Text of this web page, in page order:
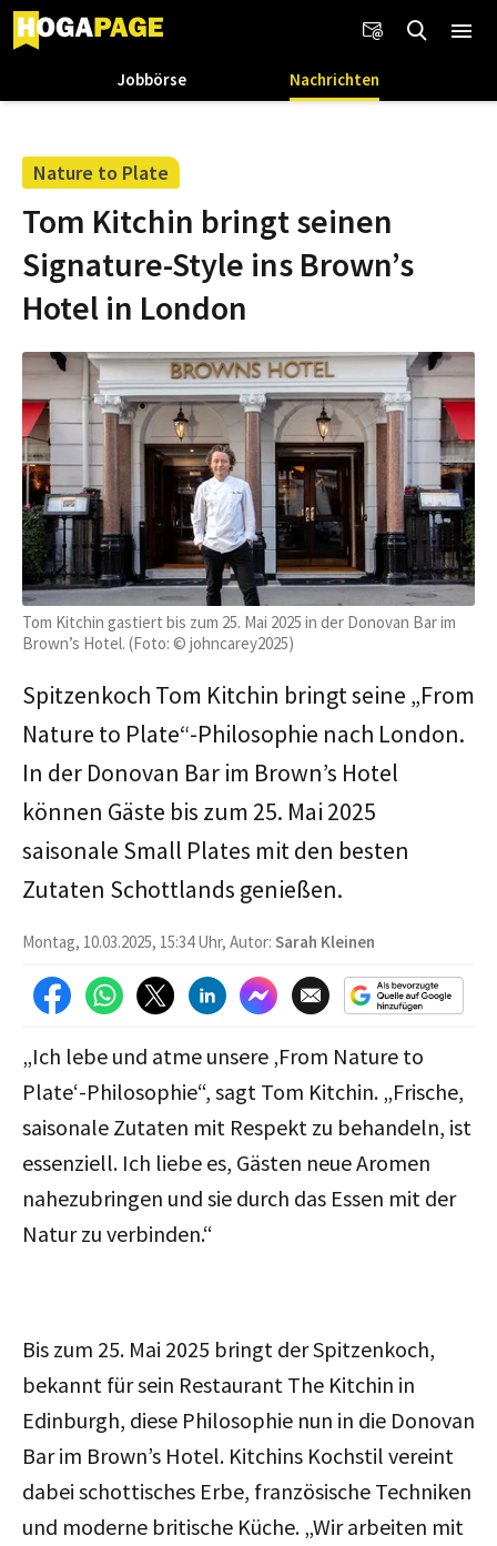
Jobbörse Nachrichten
Nature to Plate
Tom Kitchin bringt seinen
Signature-Style ins Brown’s
Hotel in London
Tom Kitchin gastiert bis zum 25. Mai 2025 in der Donovan Bar im
Brown’s Hotel. (Foto: © johncarey2025)
Spitzenkoch Tom Kitchin bringt seine „From
Nature to Plate“-Philosophie nach London.
In der Donovan Bar im Brown’s Hotel
können Gäste bis zum 25. Mai 2025
saisonale Small Plates mit den besten
Zutaten Schottlands genießen.
Montag, 10.03.2025, 15:34 Uhr, Autor: Sarah Kleinen
„Ich lebe und atme unsere ‚From Nature to
Plate‘-Philosophie“, sagt Tom Kitchin. „Frische,
saisonale Zutaten mit Respekt zu behandeln, ist
essenziell. Ich liebe es, Gästen neue Aromen
nahezubringen und sie durch das Essen mit der
Natur zu verbinden.“
Bis zum 25. Mai 2025 bringt der Spitzenkoch,
bekannt für sein Restaurant The Kitchin in
Edinburgh, diese Philosophie nun in die Donovan
Bar im Brown’s Hotel. Kitchins Kochstil vereint
dabei schottisches Erbe, französische Techniken
und moderne britische Küche. „Wir arbeiten mit